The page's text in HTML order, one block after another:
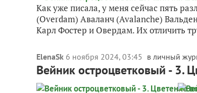
Как уже писала, у меня сейчас пять
(Overdam) Аваланч (Avalanche)
Карл Фостер и Овердам. Их отличить
ElenaSk 6 ноября 2024, 03:45 в личный
Вейник остроцветковый - 3.